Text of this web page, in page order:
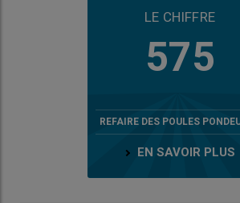
LE CHIFFRE
575
REFAIRE DES POULES
EN SAVOIR PLUS